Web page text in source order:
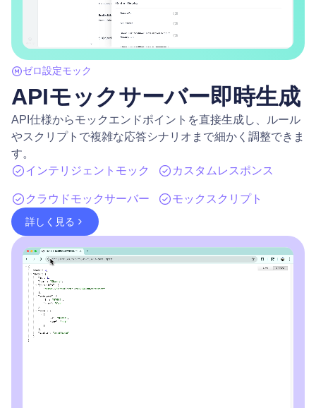
ゼロ設定モック
APIモックサーバー即時生成
API仕様からモックエンドポイントを直接生成し、ルール
やスクリプトで複雑な応答シナリオまで細かく調整できま
す。
インテリジェントモック
カスタムレスポンス
クラウドモックサーバー モックスクリプト
詳しく見る